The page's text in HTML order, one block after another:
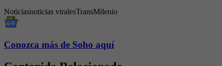
Noticiasnoticias viralesTransMilenio
Conozca más de Soho aquí